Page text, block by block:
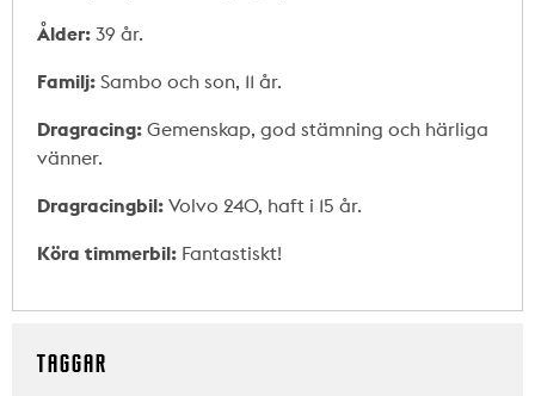
Ålder: 39 år.
Familj: Sambo och son, 11 år.
Dragracing: Gemenskap, god stämning och härliga
vänner.
Dragracingbil: Volvo 240, haft i 15 år.
Köra timmerbil: Fantastiskt!
TAGGAR